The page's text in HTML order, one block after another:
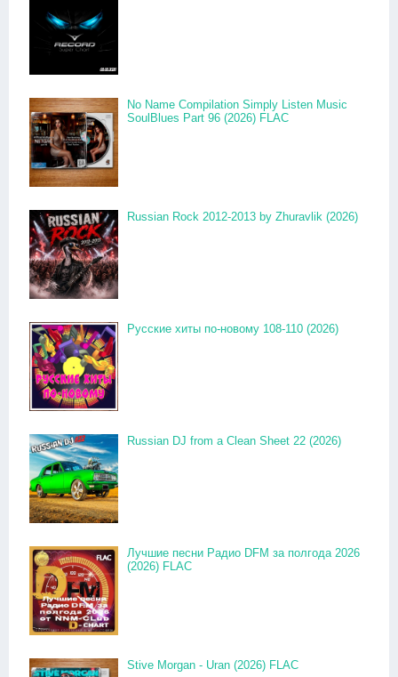
No Name Compilation Simply Listen Music
SoulBlues Part 96 (2026) FLAC
Russian Rock 2012-2013 by Zhuravlik (2026)
Русские хиты по-новому 108-110 (2026)
Russian DJ from a Clean Sheet 22 (2026)
Лучшие песни Радио DFM за полгода 2026
(2026) FLAC
Stive Morgan - Uran (2026) FLAC